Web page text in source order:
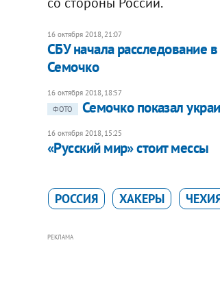
16 октября 2018, 21:07
СБУ начала расследование
Семочко
16 октября 2018, 18:57
ФОТО
Семочко показал
16 октября 2018, 15:25
«Русский мир» стоит мессы
РОССИЯ ХАКЕРЫ
РЕКЛАМА